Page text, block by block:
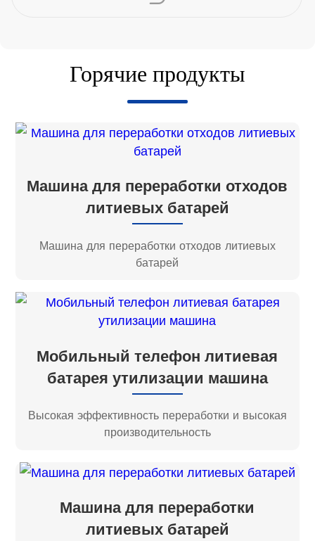
Горячие продукты
Машина для переработки отходов
литиевых батарей
Машина для переработки отходов литиевых
батарей
Мобильный телефон литиевая
батарея утилизации машина
Высокая эффективность переработки и высокая
производительность
Машина для переработки
литиевых батарей